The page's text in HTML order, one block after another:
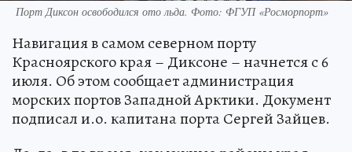
Порт Диксон освободился ото льда. Фото: ФГУП «Росморпорт»
Навигация в самом северном порту
Красноярского края – Диксоне – начнется с 6
июля. Об этом сообщает администрация
морских портов Западной Арктики. Документ
подписал и.о. капитана порта Сергей Зайцев.